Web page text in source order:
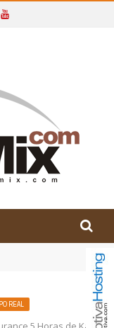
é o escritor
REAL